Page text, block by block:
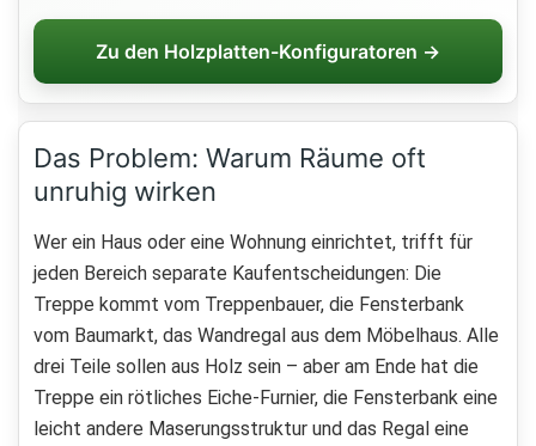
Zu den Holzplatten-Konfiguratoren →
Das Problem: Warum Räume oft
unruhig wirken
Wer ein Haus oder eine Wohnung einrichtet, trifft für
jeden Bereich separate Kaufentscheidungen: Die
Treppe kommt vom Treppenbauer, die Fensterbank
vom Baumarkt, das Wandregal aus dem Möbelhaus. Alle
drei Teile sollen aus Holz sein – aber am Ende hat die
Treppe ein rötliches Eiche-Furnier, die Fensterbank eine
leicht andere Maserungsstruktur und das Regal eine